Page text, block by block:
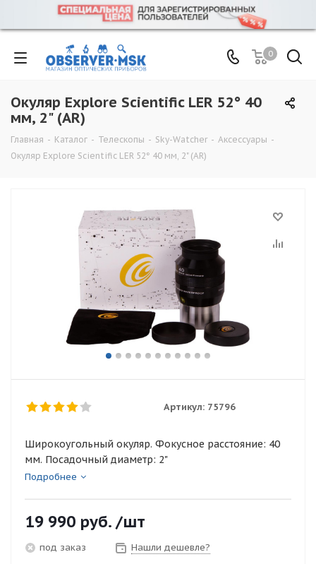
0
Окуляр Explore Scientific LER 52° 40
мм, 2" (AR)
Главная - Каталог - Телескопы - Sky-Watcher - Аксессуары -
Окуляр Explore Scientific LER 52° 40 мм, 2" (AR)
Артикул: 75796
Широкоугольный окуляр. Фокусное расстояние: 40
мм. Посадочный диаметр: 2"
Подробнее
19 990 руб. /шт
под заказ Нашли дешевле?